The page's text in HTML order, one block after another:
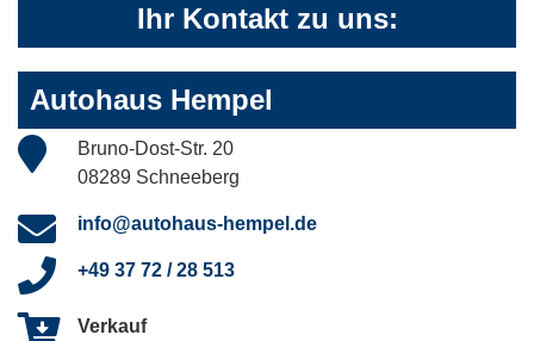
Ihr Kontakt zu uns:
Autohaus Hempel
Bruno-Dost-Str. 20
08289 Schneeberg
info@autohaus-hempel.de
+49 37 72 / 28 513
Verkauf